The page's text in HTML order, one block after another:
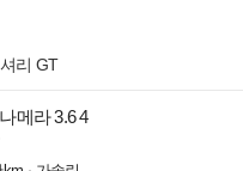
리 GT
메라 3.6 4